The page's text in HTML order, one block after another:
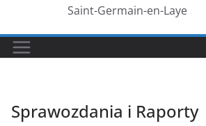
Saint-Germain-en-Laye
Sprawozdania i Raporty